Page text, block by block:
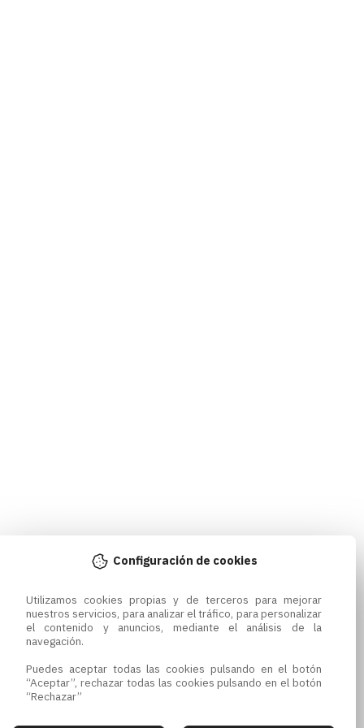
Configuración de cookies
Utilizamos cookies propias y de terceros para mejorar
nuestros servicios, para analizar el tráfico, para personalizar
el contenido y anuncios, mediante el análisis de la
navegación.
Puedes aceptar todas las cookies pulsando en el botón
“Aceptar”, rechazar todas las cookies pulsando en el botón
“Rechazar”